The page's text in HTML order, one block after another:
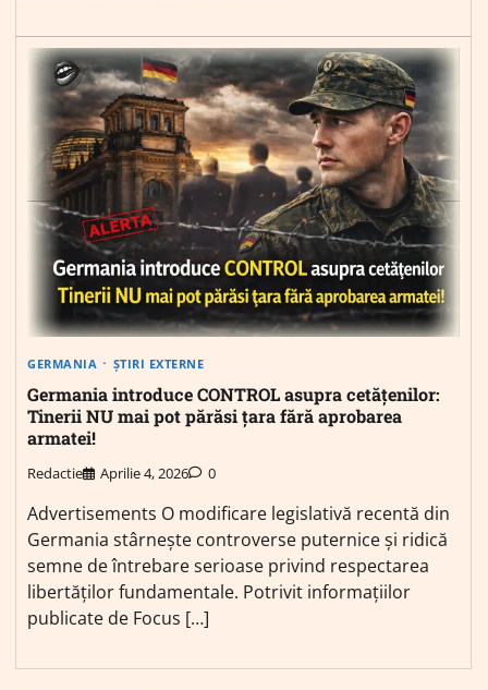
GERMANIA ȘTIRI EXTERNE
Germania introduce CONTROL asupra cetățenilor:
Tinerii NU mai pot părăsi țara fără aprobarea
armatei!
Redactie Aprilie 4, 2026 0
Advertisements O modificare legislativă recentă din
Germania stârnește controverse puternice și ridică
semne de întrebare serioase privind respectarea
libertăților fundamentale. Potrivit informațiilor
publicate de Focus […]